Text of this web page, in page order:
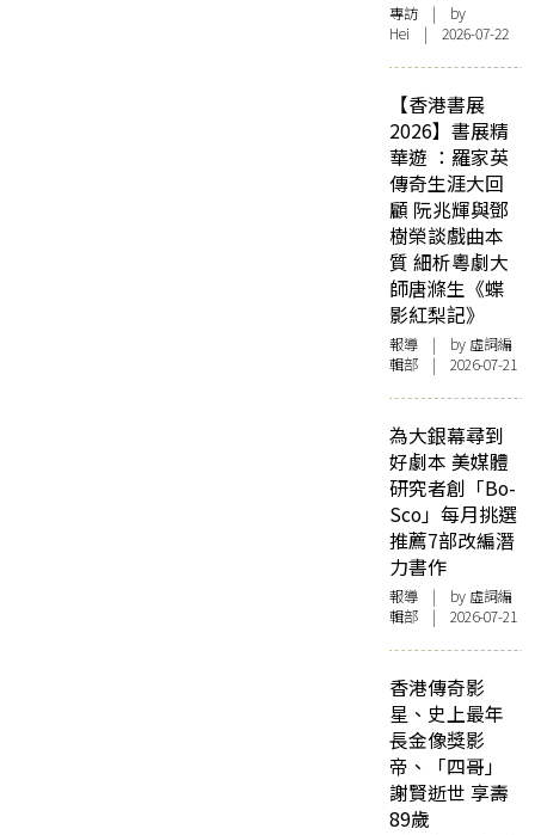
專訪 | by
Hei | 2026-07-22
【香港書展
2026】書展精
華遊 ：羅家英
傳奇生涯大回
顧 阮兆輝與鄧
樹榮談戲曲本
質 細析粵劇大
師唐滌生《蝶
影紅梨記》
報導 | by 虛詞編
輯部 | 2026-07-21
為大銀幕尋到
好劇本 美媒體
研究者創「Bo-
Sco」每月挑選
推薦7部改編潛
力書作
報導 | by 虛詞編
輯部 | 2026-07-21
香港傳奇影
星、史上最年
長金像獎影
帝、「四哥」
謝賢逝世 享壽
89歲